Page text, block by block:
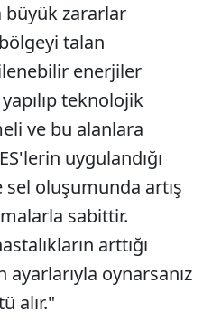
zararlar
talan
enerjiler
teknolojik
ve bu alanlara
uygulandığı
oluşumunda artış
sabittir.
arttığı
oynarsanız
alır."